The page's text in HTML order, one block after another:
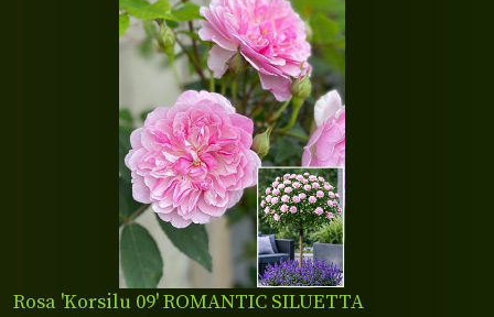
Rosa 'Korsilu 09' ROMANTIC SILUETTA